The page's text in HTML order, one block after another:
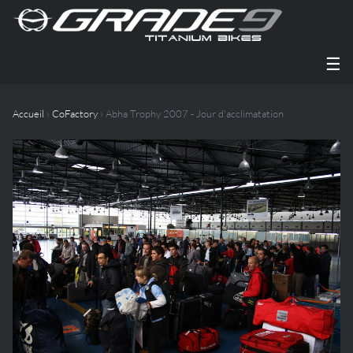
☰
Accueil › CoFactory › Abha Trophy 2007 - Jour d'acclimatation